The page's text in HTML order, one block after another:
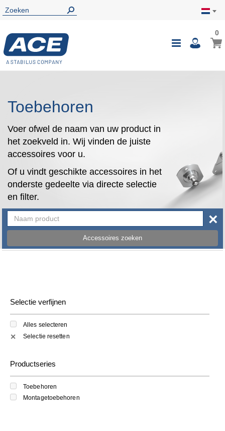
Toggle
00
Toebehoren
Voer ofwel de naam van uw product in
het zoekveld in. Wij vinden de juiste
accessoires voor u.
Of u vindt geschikte accessoires in het
onderste gedeelte via directe selectie
en filter.
Accessoires zoeken
×
Selectie verfijnen
Alles selecteren
✕ Selectie resetten
Productseries
Toebehoren
Montagetoebehoren